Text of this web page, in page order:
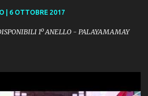
| 6 OTTOBRE 2017
1º ANELLO - PALAYAMAMAY